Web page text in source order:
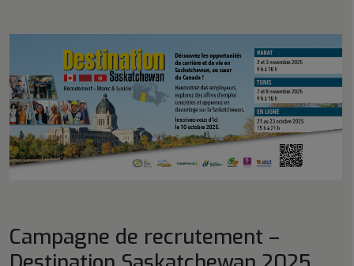
Campagne de recrutement –